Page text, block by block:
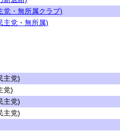
党・無所属クラブ)
主党・無所属)
主党)
党)
主党)
主党)